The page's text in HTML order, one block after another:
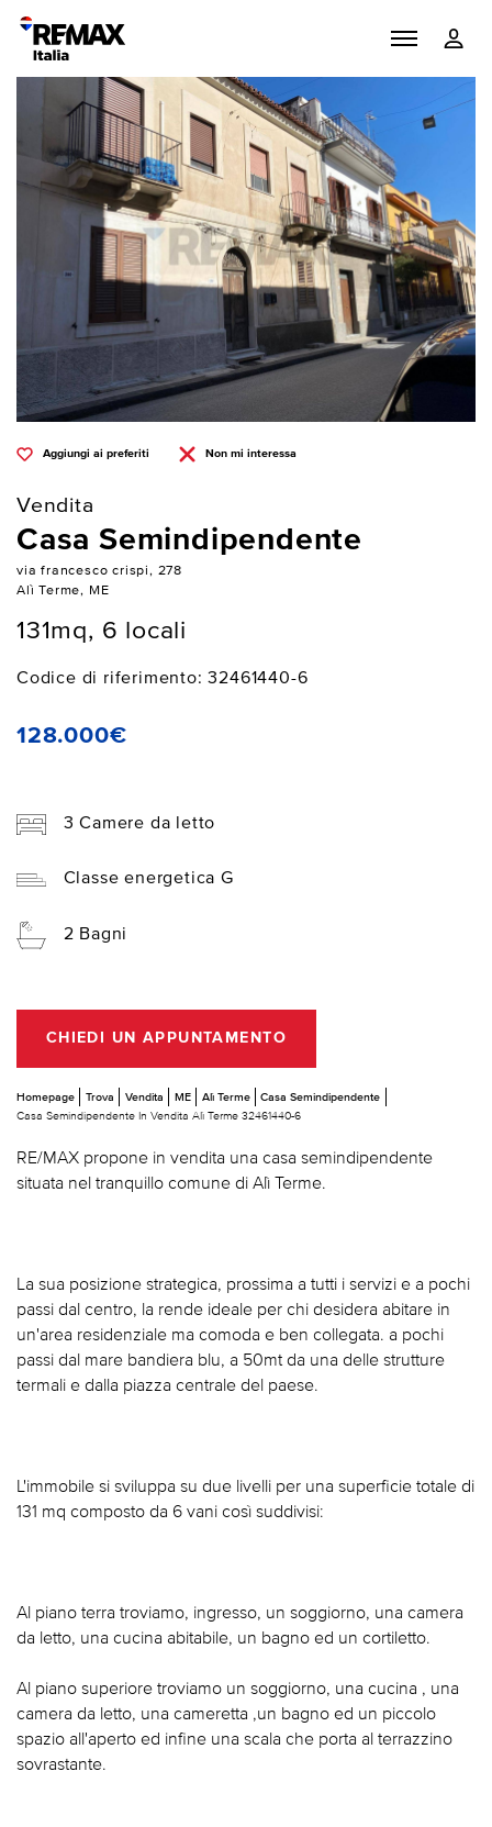
Aggiungi ai preferiti Non mi interessa
Vendita
Casa Semindipendente
via francesco crispi, 278
Alì Terme, ME
131mq, 6 locali
Codice di riferimento: 32461440-6
128.000€
3 Camere da letto
Classe energetica G
2 Bagni
CHIEDI UN APPUNTAMENTO
Homepage Trova Vendita ME Alì Terme
Casa Semindipendente
Casa Semindipendente In Vendita Alì Terme 32461440-6
RE/MAX propone in vendita una casa semindipendente
situata nel tranquillo comune di Alì Terme.
La sua posizione strategica, prossima a tutti i servizi e a pochi
passi dal centro, la rende ideale per chi desidera abitare in
un'area residenziale ma comoda e ben collegata. a pochi
passi dal mare bandiera blu, a 50mt da una delle strutture
termali e dalla piazza centrale del paese.
L'immobile si sviluppa su due livelli per una superficie totale di
131 mq composto da 6 vani così suddivisi:
Al piano terra troviamo, ingresso, un soggiorno, una camera
da letto, una cucina abitabile, un bagno ed un cortiletto.
Al piano superiore troviamo un soggiorno, una cucina , una
camera da letto, una cameretta ,un bagno ed un piccolo
spazio all'aperto ed infine una scala che porta al terrazzino
sovrastante.